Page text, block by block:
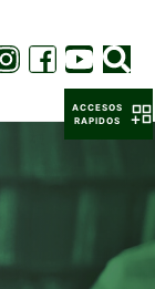
ACCESOS
RAPIDOS